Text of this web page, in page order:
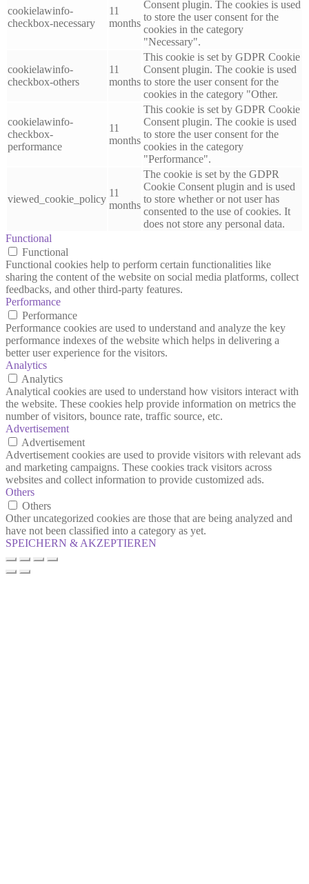
cookielawinfo-
checkbox-necessary
11
months
Consent plugin. The cookies is used
to store the user consent for the
cookies in the category
"Necessary".
cookielawinfo-
checkbox-others
11
months
This cookie is set by GDPR Cookie
Consent plugin. The cookie is used
to store the user consent for the
cookies in the category "Other.
cookielawinfo-
checkbox-
performance
11
months
This cookie is set by GDPR Cookie
Consent plugin. The cookie is used
to store the user consent for the
cookies in the category
"Performance".
viewed_cookie_policy
11
months
The cookie is set by the GDPR
Cookie Consent plugin and is used
to store whether or not user has
consented to the use of cookies. It
does not store any personal data.
Functional
Functional
Functional cookies help to perform certain functionalities like
sharing the content of the website on social media platforms, collect
feedbacks, and other third-party features.
Performance
Performance
Performance cookies are used to understand and analyze the key
performance indexes of the website which helps in delivering a
better user experience for the visitors.
Analytics
Analytics
Analytical cookies are used to understand how visitors interact with
the website. These cookies help provide information on metrics the
number of visitors, bounce rate, traffic source, etc.
Advertisement
Advertisement
Advertisement cookies are used to provide visitors with relevant ads
and marketing campaigns. These cookies track visitors across
websites and collect information to provide customized ads.
Others
Others
Other uncategorized cookies are those that are being analyzed and
have not been classified into a category as yet.
SPEICHERN & AKZEPTIEREN